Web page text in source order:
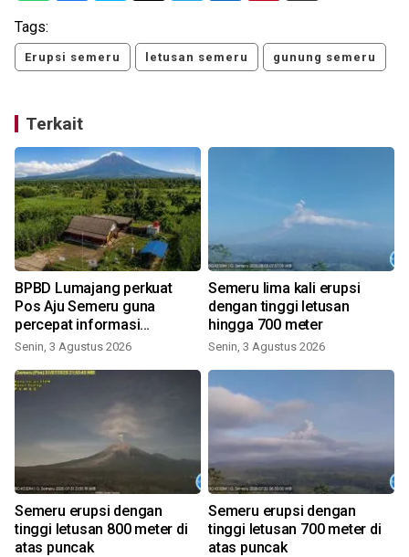
Tags:
Erupsi semeru letusan semeru gunung semeru
Terkait
BPBD Lumajang perkuat
Pos Aju Semeru guna
percepat informasi
kebencanaan
Senin, 3 Agustus 2026
Semeru lima kali erupsi
dengan tinggi letusan
hingga 700 meter
Senin, 3 Agustus 2026
Semeru erupsi dengan
tinggi letusan 800 meter di
atas puncak
Semeru erupsi dengan
tinggi letusan 700 meter di
atas puncak